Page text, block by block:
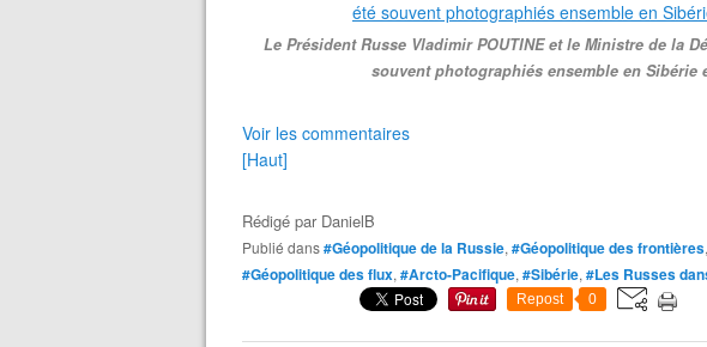
Le Président Russe Vladimir POUTINE et le Ministre de la
souvent photographiés ensemble en Sibérie
Voir les commentaires
[Haut]
Rédigé par DanielB
Publié dans#Géopolitique de la Russie, #Géopolitique des frontières,
#Géopolitique des flux, #Arcto-Pacifique, #Sibérie, #Les Russes
Repost 0